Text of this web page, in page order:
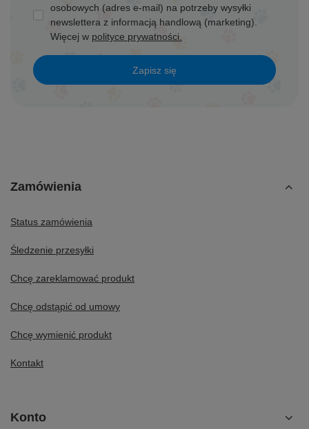
osobowych (adres e-mail) na potrzeby wysyłki
newslettera z informacją handlową (marketing).
Więcej w polityce prywatności.
Zapisz się
Zamówienia
Status zamówienia
Śledzenie przesyłki
Chcę zareklamować produkt
Chcę odstąpić od umowy
Chcę wymienić produkt
Kontakt
Konto